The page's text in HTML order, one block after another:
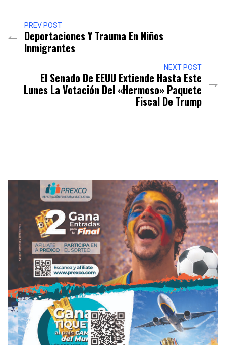
PREV POST
Deportaciones Y Trauma En Niños
Inmigrantes
NEXT POST
El Senado De EEUU Extiende Hasta Este
Lunes La Votación Del «hermoso» Paquete
Fiscal De Trump